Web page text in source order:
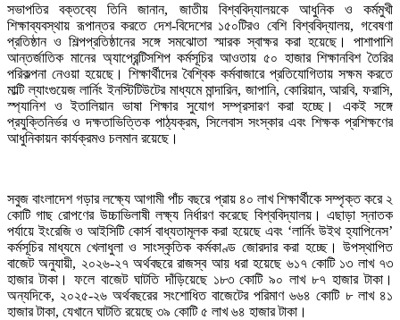
সভাপতির বক্তব্যে তিনি জানান, জাতীয় বিশ্ববিদ্যালয়কে আধুনিক ও কর্মমুখী
শিক্ষাব্যবস্থায় রূপান্তর করতে দেশ-বিদেশের ১৫০টিরও বেশি বিশ্ববিদ্যালয়, গবেষণা
প্রতিষ্ঠান ও শিল্পপ্রতিষ্ঠানের সঙ্গে সমঝোতা স্মারক স্বাক্ষর করা হয়েছে। পাশাপাশি
আন্তর্জাতিক মানের অ্যাপ্রেন্টিসশিপ কর্মসূচির আওতায় ৫০ হাজার শিক্ষানবিশ তৈরির
পরিকল্পনা নেওয়া হয়েছে। শিক্ষার্থীদের বৈশ্বিক কর্মবাজারে প্রতিযোগিতায় সক্ষম করতে
মাল্টি ল্যাংগুয়েজ লার্নিং ইনস্টিটিউটের মাধ্যমে মান্দারিন, জাপানি, কোরিয়ান, আরবি, ফরাসি,
স্প্যানিশ ও ইতালিয়ান ভাষা শিক্ষার সুযোগ সম্প্রসারণ করা হচ্ছে। একই সঙ্গে
প্রযুক্তিনির্ভর ও দক্ষতাভিত্তিক পাঠ্যক্রম, সিলেবাস সংস্কার এবং শিক্ষক প্রশিক্ষণের
আধুনিকায়ন কার্যক্রমও চলমান রয়েছে।
সবুজ বাংলাদেশ গড়ার লক্ষ্যে আগামী পাঁচ বছরে প্রায় ৪০ লাখ শিক্ষার্থীকে সম্পৃক্ত করে ২
কোটি গাছ রোপণের উচ্চাভিলাষী লক্ষ্য নির্ধারণ করেছে বিশ্ববিদ্যালয়। এছাড়া স্নাতক
পর্যায়ে ইংরেজি ও আইসিটি কোর্স বাধ্যতামূলক করা হয়েছে এবং ‘লার্নিং উইথ হ্যাপিনেস’
কর্মসূচির মাধ্যমে খেলাধুলা ও সাংস্কৃতিক কর্মকাণ্ড জোরদার করা হচ্ছে। উপস্থাপিত
বাজেট অনুযায়ী, ২০২৬-২৭ অর্থবছরে রাজস্ব আয় ধরা হয়েছে ৬১৭ কোটি ১৩ লাখ ৭৩
হাজার টাকা। ফলে বাজেট ঘাটতি দাঁড়িয়েছে ১৮৩ কোটি ৯০ লাখ ৮৭ হাজার টাকা।
অন্যদিকে, ২০২৫-২৬ অর্থবছরের সংশোধিত বাজেটের পরিমাণ ৬৬৪ কোটি ৮ লাখ ৪১
হাজার টাকা, যেখানে ঘাটতি রয়েছে ৩৯ কোটি ৫ লাখ ৬৪ হাজার টাকা।